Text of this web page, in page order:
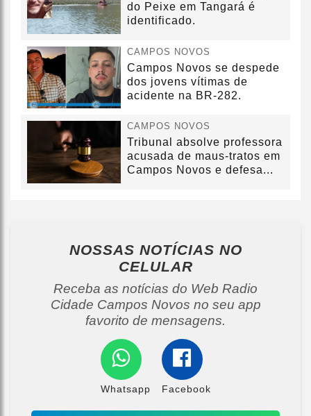
do Peixe em Tangará é
identificado.
CAMPOS NOVOS
Campos Novos se despede
dos jovens vítimas de
acidente na BR-282.
CAMPOS NOVOS
Tribunal absolve professora
acusada de maus-tratos em
Campos Novos e defesa...
NOSSAS NOTÍCIAS NO
CELULAR
Receba as notícias do Web Radio
Cidade Campos Novos no seu app
favorito de mensagens.
Whatsapp Facebook